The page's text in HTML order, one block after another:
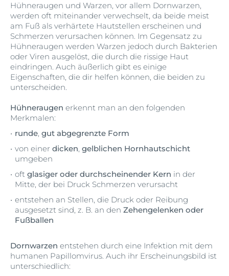
Hühneraugen und Warzen, vor allem Dornwarzen,
werden oft miteinander verwechselt, da beide meist
am Fuß als verhärtete Hautstellen erscheinen und
Schmerzen verursachen können. Im Gegensatz zu
Hühneraugen werden Warzen jedoch durch Bakterien
oder Viren ausgelöst, die durch die rissige Haut
eindringen. Auch äußerlich gibt es einige
Eigenschaften, die dir helfen können, die beiden zu
unterscheiden.
Hühneraugen erkennt man an den folgenden
Merkmalen:
runde, gut abgegrenzte Form
von einer dicken, gelblichen Hornhautschicht
umgeben
oft glasiger oder durchscheinender Kern in der
Mitte, der bei Druck Schmerzen verursacht
entstehen an Stellen, die Druck oder Reibung
ausgesetzt sind, z. B. an den Zehengelenken oder
Fußballen
Dornwarzen entstehen durch eine Infektion mit dem
humanen Papillomvirus. Auch ihr Erscheinungsbild ist
unterschiedlich: